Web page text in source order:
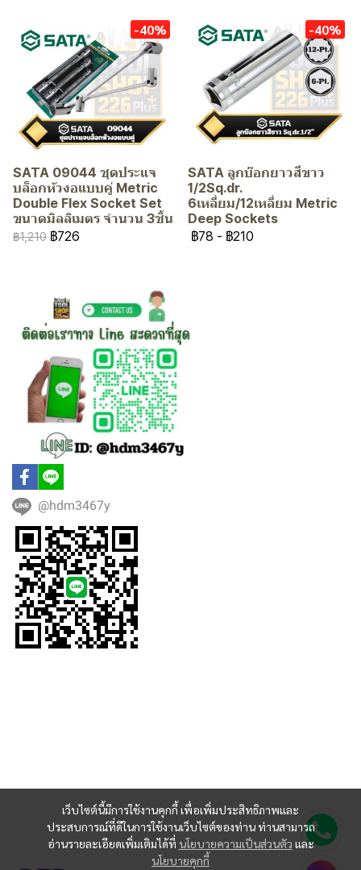
-40%
SATA 09044 ชุดประแจ
บล็อกหัวงอแบบคู่ Metric
Double Flex Socket Set
ขนาดมิลลิเมตร จำนวน 3ชิ้น
฿1,210 ฿726
-40%
SATA ลูกบ๊อกยาวสีขาว
1/2Sq.dr.
6เหลี่ยม/12เหลี่ยม Metric
Deep Sockets
฿78 - ฿210
เว็บไซต์นี้มีการใช้งานคุกกี้ เพื่อเพิ่มประสิทธิภาพและ
ประสบการณ์ที่ดีในการใช้งานเว็บไซต์ของท่าน ท่านสามารถ
อ่านรายละเอียดเพิ่มเติมได้ที่ นโยบายความเป็นส่วนตัว และ
นโยบายคุกกี้
@hdm3467y